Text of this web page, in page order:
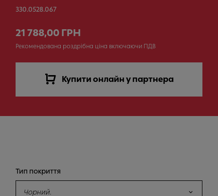
330.0528.067
21 788,00 ГРН
Рекомендована роздрібна ціна включаючи ПДВ
Купити онлайн у партнера
Тип покриття
Чорний.